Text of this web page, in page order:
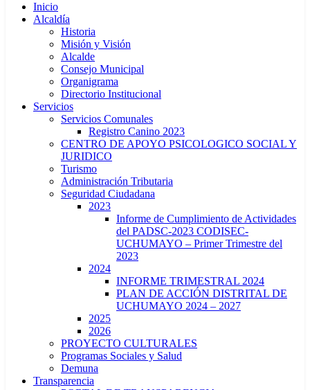
Inicio
Alcaldía
Historia
Misión y Visión
Alcalde
Consejo Municipal
Organigrama
Directorio Institucional
Servicios
Servicios Comunales
Registro Canino 2023
CENTRO DE APOYO PSICOLOGICO SOCIAL Y
JURIDICO
Turismo
Administración Tributaria
Seguridad Ciudadana
2023
Informe de Cumplimiento de Actividades
del PADSC-2023 CODISEC-
UCHUMAYO – Primer Trimestre del
2023
2024
INFORME TRIMESTRAL 2024
PLAN DE ACCIÓN DISTRITAL DE
UCHUMAYO 2024 – 2027
2025
2026
PROYECTO CULTURALES
Programas Sociales y Salud
Demuna
Transparencia